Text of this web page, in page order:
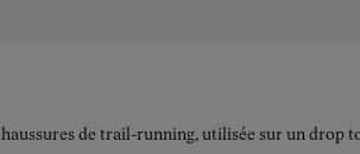
de trail-running, utilisée sur un drop